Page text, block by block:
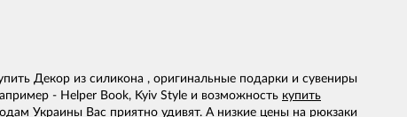
Декор из силикона , оригинальные подарки и сувениры
- Helper Book, Kyiv Style и возможность купить
Украины Вас приятно удивят. А низкие цены на рюкзаки